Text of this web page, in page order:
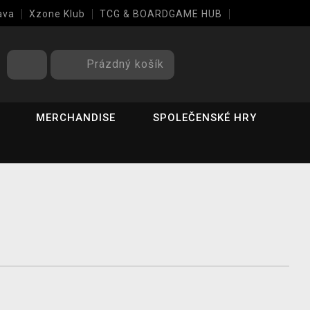
Xzone Klub TCG & BOARDGAME HUB
Prázdný košík
MERCHANDISE SPOLEČENSKÉ HRY